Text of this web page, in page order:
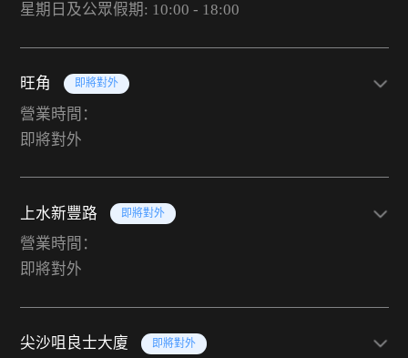
星期日及公眾假期: 10:00 - 18:00
旺角 即將對外
營業時間：
即將對外
上水新豐路 即將對外
營業時間：
即將對外
尖沙咀良士大廈 即將對外